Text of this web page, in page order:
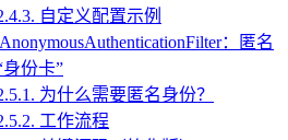
自定义配置示例
：匿名
份卡”
为什么需要匿名身份？
工作流程